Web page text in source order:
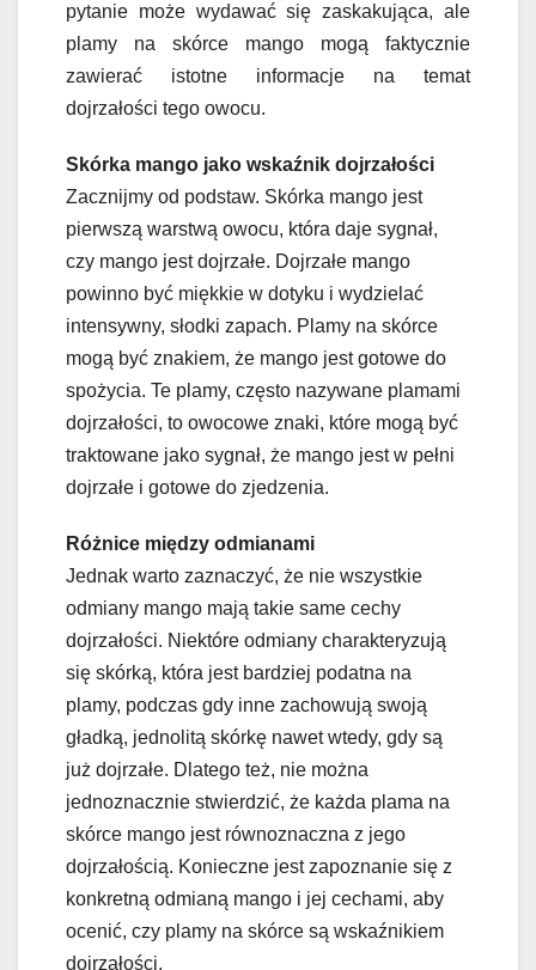
pytanie może wydawać się zaskakująca, ale
plamy na skórce mango mogą faktycznie
zawierać istotne informacje na temat
dojrzałości tego owocu.
Skórka mango jako wskaźnik dojrzałości
Zacznijmy od podstaw. Skórka mango jest
pierwszą warstwą owocu, która daje sygnał,
czy mango jest dojrzałe. Dojrzałe mango
powinno być miękkie w dotyku i wydzielać
intensywny, słodki zapach. Plamy na skórce
mogą być znakiem, że mango jest gotowe do
spożycia. Te plamy, często nazywane plamami
dojrzałości, to owocowe znaki, które mogą być
traktowane jako sygnał, że mango jest w pełni
dojrzałe i gotowe do zjedzenia.
Różnice między odmianami
Jednak warto zaznaczyć, że nie wszystkie
odmiany mango mają takie same cechy
dojrzałości. Niektóre odmiany charakteryzują
się skórką, która jest bardziej podatna na
plamy, podczas gdy inne zachowują swoją
gładką, jednolitą skórkę nawet wtedy, gdy są
już dojrzałe. Dlatego też, nie można
jednoznacznie stwierdzić, że każda plama na
skórce mango jest równoznaczna z jego
dojrzałością. Konieczne jest zapoznanie się z
konkretną odmianą mango i jej cechami, aby
ocenić, czy plamy na skórce są wskaźnikiem
dojrzałości.